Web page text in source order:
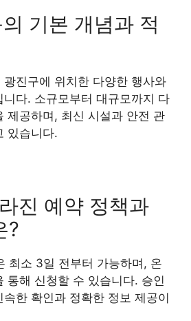
기본 개념과 적
진구에 위치한 다양한 행사와
니다. 소규모부터 대규모까지 다
제공하며, 최신 시설과 안전 관
있습니다.
진 예약 정책과
?
최소 3일 전부터 가능하며, 온
통해 신청할 수 있습니다. 승인
한 확인과 정확한 정보 제공이